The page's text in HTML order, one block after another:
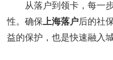
从落户到领卡，每一步
性。确保上海落户后的社
益的保护，也是快速融入